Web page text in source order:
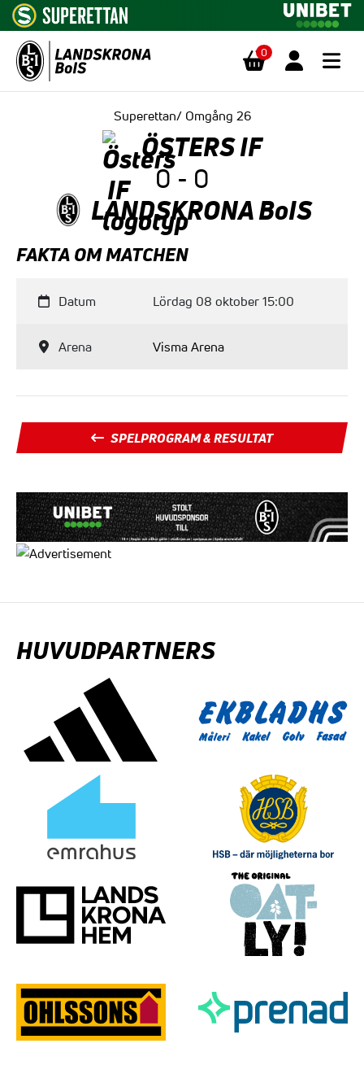
0
Superettan/ Omgång 26
ÖSTERS IF
0 - 0
LANDSKRONA BoIS
FAKTA OM MATCHEN
Datum Lördag 08 oktober 15:00
Arena Visma Arena
SPELPROGRAM & RESULTAT
HUVUDPARTNERS